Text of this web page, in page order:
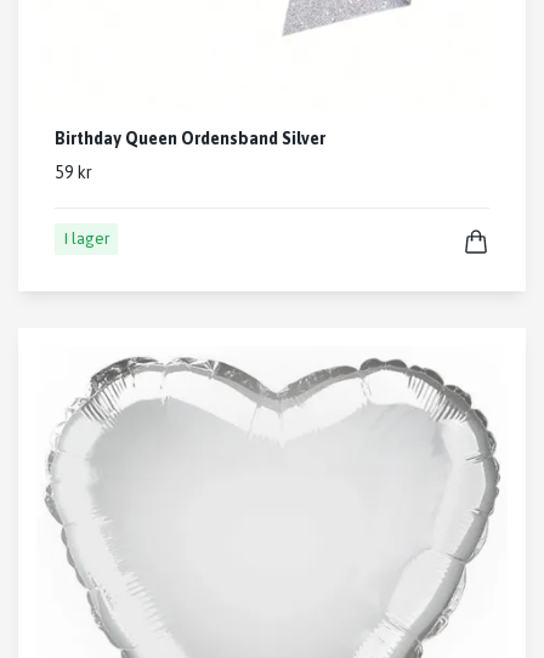
Birthday Queen Ordensband Silver
59 kr
I lager